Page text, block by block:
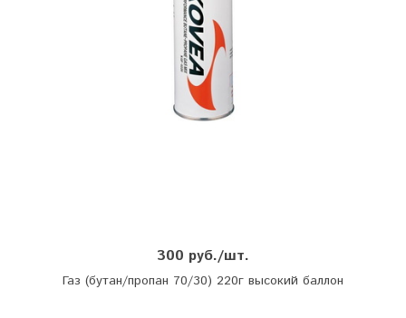
300 руб./шт.
Газ (бутан/пропан 70/30) 220г высокий баллон